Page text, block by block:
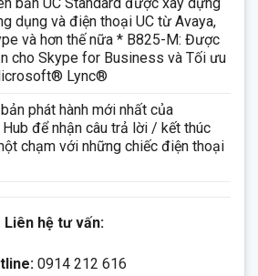
dụng và điện thoại UC từ Avaya,
và hơn thế nữa * B825-M: Được
cho Skype for Business và Tối ưu
Lync®
phát hành mới nhất của
để nhận câu trả lời / kết thúc
chạm với những chiếc điện thoại
Liên hệ tư vấn:
0914 212 616